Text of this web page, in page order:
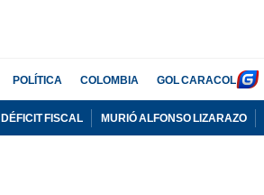
POLÍTICA COLOMBIA GOL CARACOL
DÉFICIT FISCAL MURIÓ ALFONSO LIZARAZO